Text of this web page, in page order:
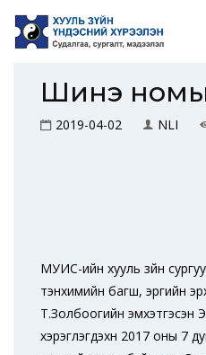
Шинэ
2019-04-02 NLI
МУИС-ийн хууль зүйн
тэнхимийн багш, эрүүгийн
Т.Золбоогийн эмхэтгэсэн
хэрэглэгдэхүүн 2017 оны 7